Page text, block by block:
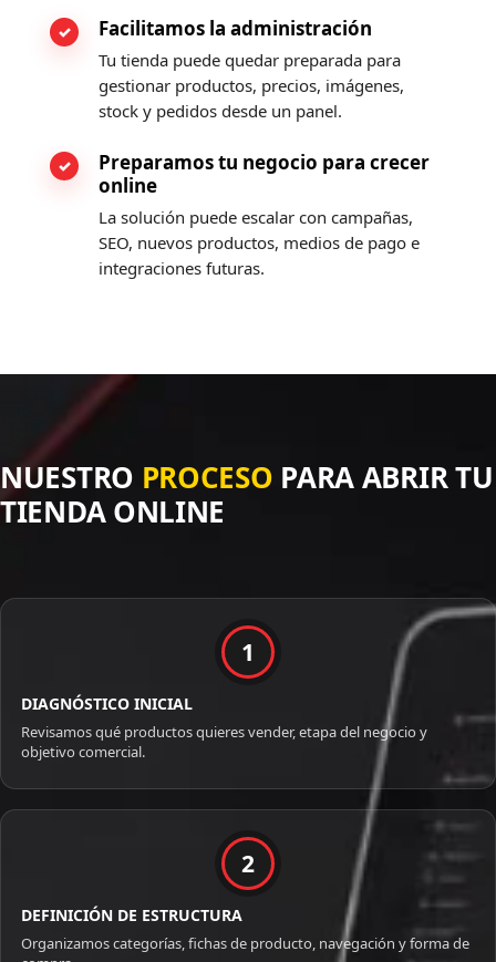
Facilitamos la administración
Tu tienda puede quedar preparada para
gestionar productos, precios, imágenes,
stock y pedidos desde un panel.
Preparamos tu negocio para crecer
online
La solución puede escalar con campañas,
SEO, nuevos productos, medios de pago e
integraciones futuras.
NUESTRO PROCESO PARA ABRIR TU
TIENDA ONLINE
1
DIAGNÓSTICO INICIAL
Revisamos qué productos quieres vender, etapa del negocio y
objetivo comercial.
2
DEFINICIÓN DE ESTRUCTURA
Organizamos categorías, fichas de producto, navegación y forma de